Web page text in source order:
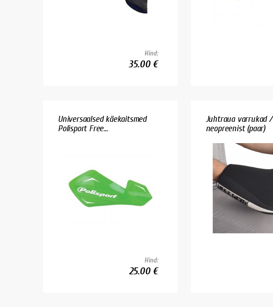
Hind:
35.00 €
Universaalsed käekaitsmed
Polisport Free...
Hind:
25.00 €
Juhtraua varrukad /
neopreenist (paar)